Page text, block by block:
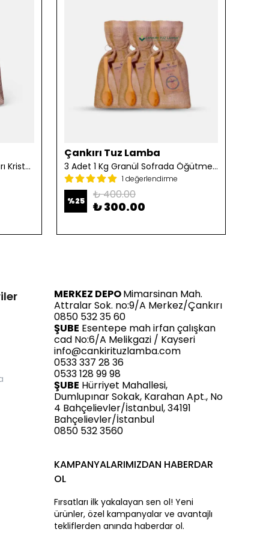
2 Adet 1 Kg Öğütülmüş Çankırı Kristal Kaya Tuzu
Çankırı Tuz Lamba
3 Adet 1 Kg Granül Sofrada Öğütme Tuzu
1 değerlendirme
%25 ₺ 400.00
₺ 300.00
MERKEZ DEPOMimarsinan Mah.
Attralar Sok. no:9/A Merkez/Çankırı
0850 532 35 60
ŞUBE Esentepe mah irfan çalışkan
cad No:6/A Melikgazi / Kayseri
info@cankirituzlamba.com
0533 337 28 36
0533 128 99 98
ŞUBE Hürriyet Mahallesi,
Dumlupınar Sokak, Karahan Apt., No
4 Bahçelievler/İstanbul, 34191
Bahçelievler/İstanbul
0850 532 3560
KAMPANYALARIMIZDAN HABERDAR
OL
Fırsatları ilk yakalayan sen ol! Yeni
ürünler, özel kampanyalar ve avantajlı
tekliflerden anında haberdar ol.